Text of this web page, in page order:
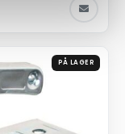
PÅ LAGER